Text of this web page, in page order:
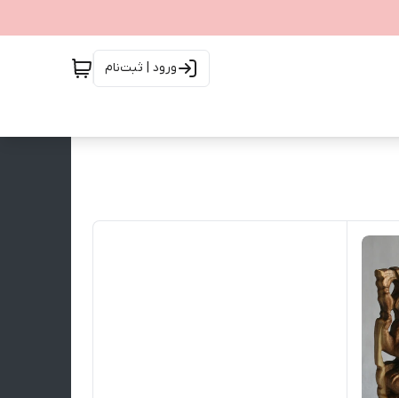
ورود | ثبت‌نام